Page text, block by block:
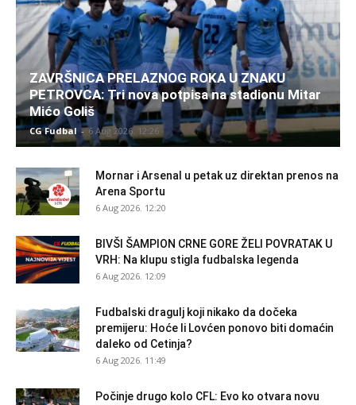
ZAVRŠNICA PRELAZNOG ROKA U ZNAKU
PETROVCA: Tri nova potpisa na stadionu Mitar
Mićo Goliš
CG Fudbal - 6 Aug 2026. 12:26
Mornar i Arsenal u petak uz direktan prenos na
Arena Sportu
6 Aug 2026. 12:20
BIVŠI ŠAMPION CRNE GORE ŽELI POVRATAK U
VRH: Na klupu stigla fudbalska legenda
6 Aug 2026. 12:09
Fudbalski dragulj koji nikako da dočeka
premijeru: Hoće li Lovćen ponovo biti domaćin
daleko od Cetinja?
6 Aug 2026. 11:49
Počinje drugo kolo CFL: Evo ko otvara novu